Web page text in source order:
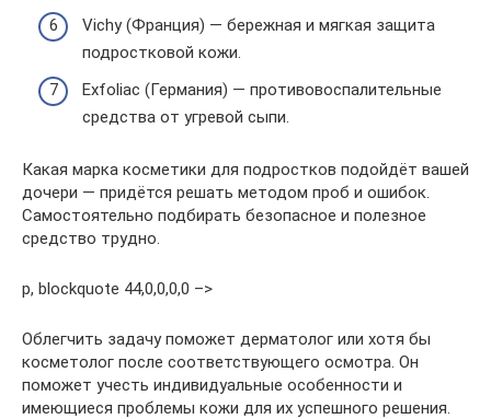
Vichy (Франция) — бережная и мягкая защита
подростковой кожи.
Exfoliac (Германия) — противовоспалительные
средства от угревой сыпи.
Какая марка косметики для подростков подойдёт вашей
дочери — придётся решать методом проб и ошибок.
Самостоятельно подбирать безопасное и полезное
средство трудно.
p, blockquote 44,0,0,0,0 –>
Облегчить задачу поможет дерматолог или хотя бы
косметолог после соответствующего осмотра. Он
поможет учесть индивидуальные особенности и
имеющиеся проблемы кожи для их успешного решения.